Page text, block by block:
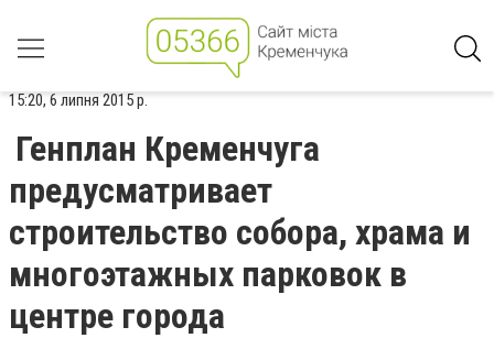
15:20, 6 липня 2015 р.
Генплан Кременчуга
предусматривает
строительство собора, храма и
многоэтажных парковок в
центре города